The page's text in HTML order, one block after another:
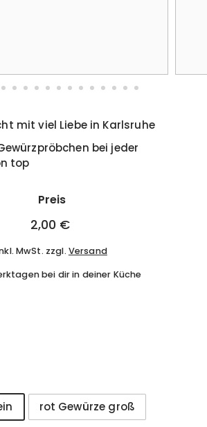
mit viel Liebe in Karlsruhe
bei jeder
top
Preis
Normaler
2,00 €
€
MwSt. zzgl. Versand
bei dir in deiner Küche
rot Gewürze groß